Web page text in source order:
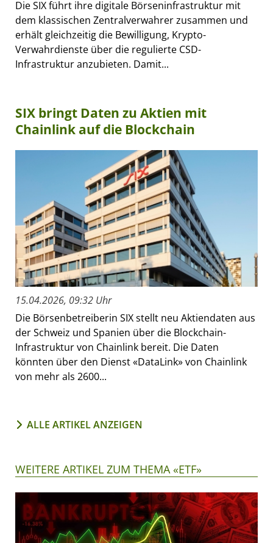
Die SIX führt ihre digitale Börseninfrastruktur mit
dem klassischen Zentralverwahrer zusammen und
erhält gleichzeitig die Bewilligung, Krypto-
Verwahrdienste über die regulierte CSD-
Infrastruktur anzubieten. Damit...
SIX bringt Daten zu Aktien mit
Chainlink auf die Blockchain
15.04.2026, 09:32 Uhr
Die Börsenbetreiberin SIX stellt neu Aktiendaten aus
der Schweiz und Spanien über die Blockchain-
Infrastruktur von Chainlink bereit. Die Daten
könnten über den Dienst «DataLink» von Chainlink
von mehr als 2600...
ALLE ARTIKEL ANZEIGEN
WEITERE ARTIKEL ZUM THEMA «ETF»